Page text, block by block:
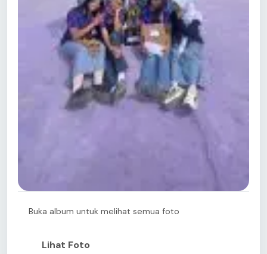
Buka album untuk melihat semua foto
Lihat Foto